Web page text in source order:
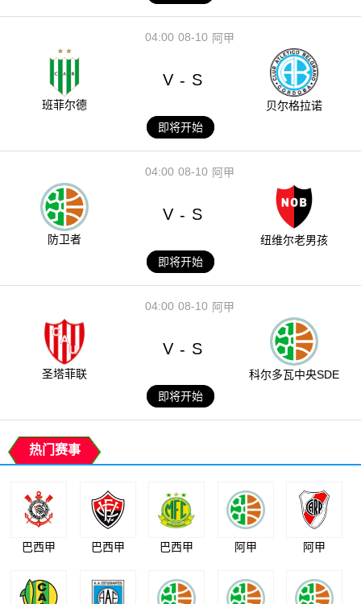
08-10
04:00 阿甲
班菲尔德
V - S
贝尔格拉诺
即将开始
08-10
04:00 阿甲
防卫者
V - S
纽维尔老男孩
即将开始
08-10
04:00 阿甲
圣塔菲联
V - S
科尔多瓦中央SDE
即将开始
热门赛事
巴西甲 巴西甲 巴西甲 阿甲 阿甲